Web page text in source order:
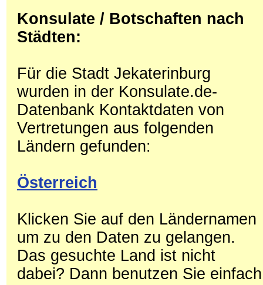
Konsulate / Botschaften nach
Städten:
Für die Stadt Jekaterinburg
wurden in der Konsulate.de-
Datenbank Kontaktdaten von
Vertretungen aus folgenden
Ländern gefunden:
Österreich
Klicken Sie auf den Ländernamen
um zu den Daten zu gelangen.
Das gesuchte Land ist nicht
dabei? Dann benutzen Sie einfach